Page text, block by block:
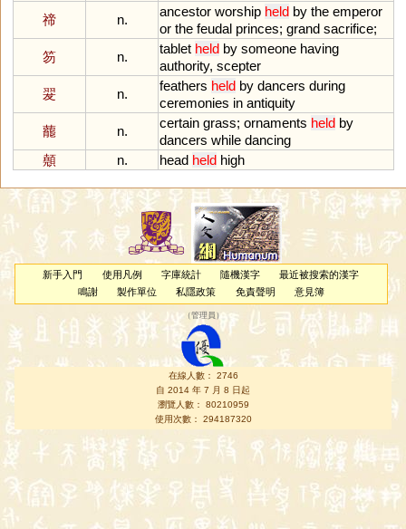
禘
n.
ancestor worship held by the emperor
or the feudal princes; grand sacrifice;
笏
n.
tablet held by someone having
authority, scepter
翇
n.
feathers held by dancers during
ceremonies in antiquity
藣
n.
certain grass; ornaments held by
dancers while dancing
顤
n. head held high
新手入門 使用凡例 字庫統計 隨機漢字
最近被搜索的漢字
鳴謝
製作單位 私隱政策 免責聲明 意見簿
（管理員 ）
在線人數： 2746
自 2014 年 7 月 8 日起
瀏覽人數： 80210959
使用次數： 294187320